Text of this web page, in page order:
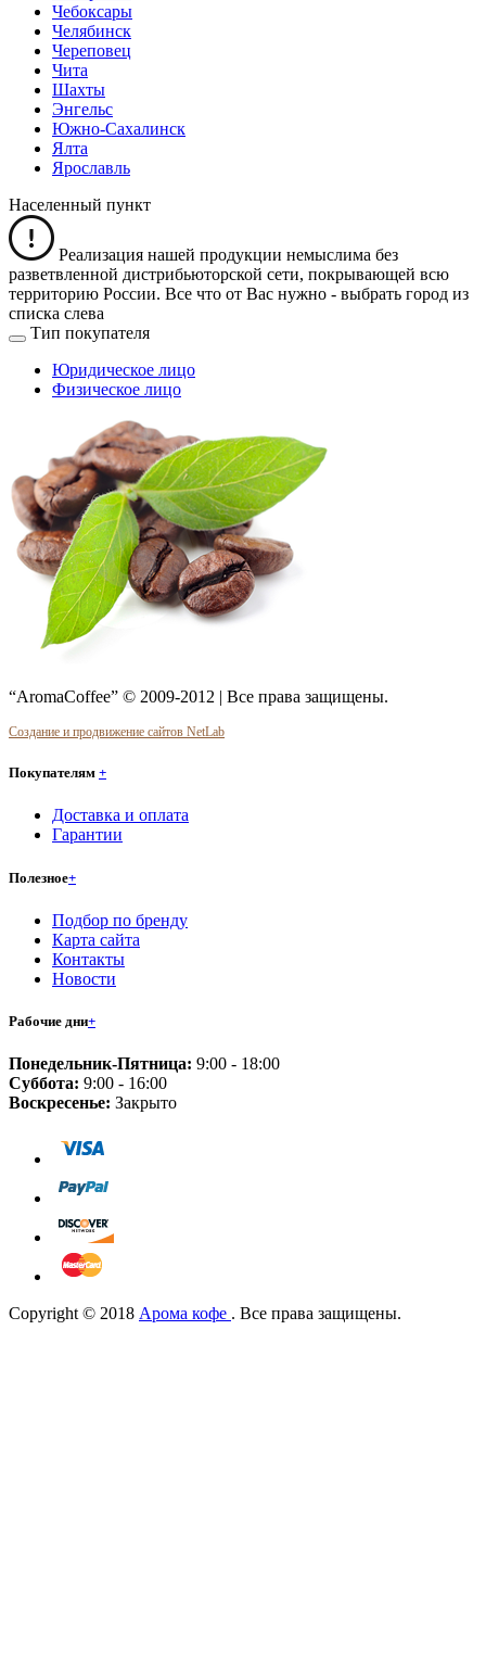
Чебоксары
Челябинск
Череповец
Чита
Шахты
Энгельс
Южно-Сахалинск
Ялта
Ярославль
Населенный пункт
Реализация нашей продукции немыслима без
разветвленной дистрибьюторской сети, покрывающей всю
территорию России. Все что от Вас нужно - выбрать город из
списка слева
Тип покупателя
Юридическое лицо
Физическое лицо
“AromaCoffee” © 2009-2012 | Все права защищены.
Создание и продвижение сайтов NetLab
Покупателям +
Доставка и оплата
Гарантии
Полезное+
Подбор по бренду
Карта сайта
Контакты
Новости
Рабочие дни+
Понедельник-Пятница: 9:00 - 18:00
Суббота: 9:00 - 16:00
Воскресенье: Закрыто
Copyright © 2018 Арома кофе . Все права защищены.